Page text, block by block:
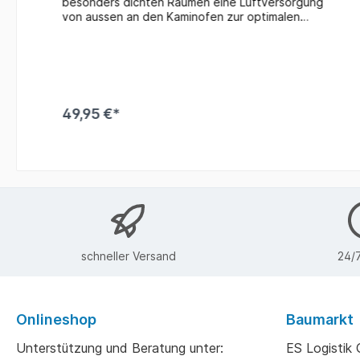
von aussen an den Kaminofen zur optimalen
49,95 €*
schneller Versand 24/
Onlineshop
Unterstützung und Beratung unter:
Baumarkt
ES Logistik